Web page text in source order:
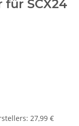
SCX24
: 27,99 €